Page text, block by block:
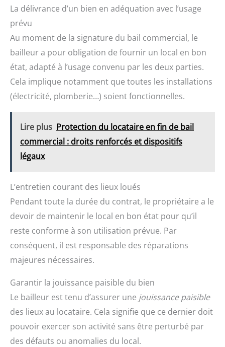
La délivrance d’un bien en adéquation avec l’usage
prévu
Au moment de la signature du bail commercial, le
bailleur a pour obligation de fournir un local en bon
état, adapté à l’usage convenu par les deux parties.
Cela implique notamment que toutes les installations
(électricité, plomberie…) soient fonctionnelles.
Lire plus Protection du locataire en fin de bail
commercial : droits renforcés et dispositifs
légaux
L’entretien courant des lieux loués
Pendant toute la durée du contrat, le propriétaire a le
devoir de maintenir le local en bon état pour qu’il
reste conforme à son utilisation prévue. Par
conséquent, il est responsable des réparations
majeures nécessaires.
Garantir la jouissance paisible du bien
Le bailleur est tenu d’assurer une jouissance paisible
des lieux au locataire. Cela signifie que ce dernier doit
pouvoir exercer son activité sans être perturbé par
des défauts ou anomalies du local.